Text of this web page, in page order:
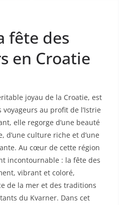
fête des
en Croatie
joyau de la Croatie, est
au profit de l’Istrie
elle regorge d’une beauté
d’une culture riche et d’une
Au cœur de cette région
incontournable : la fête des
vibrant et coloré,
de la mer et des traditions
du Kvarner. Dans cet